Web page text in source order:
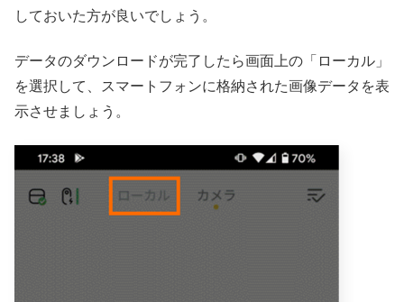
しておいた方が良いでしょう。
データのダウンロードが完了したら画面上の「ローカル」
を選択して、スマートフォンに格納された画像データを表
示させましょう。